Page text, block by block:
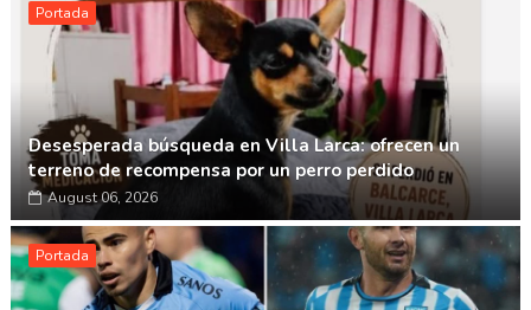
Portada
Desesperada búsqueda en Villa Larca: ofrecen un
terreno de recompensa por un perro perdido
August 06, 2026
Portada